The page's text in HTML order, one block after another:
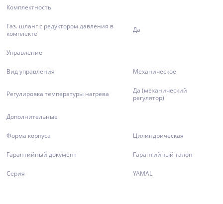
Комплектность
Газ. шланг с редуктором давления в
комплекте
Да
Управление
Вид управления Механическое
Регулировка температуры нагрева
Да (механический
регулятор)
Дополнительные
Форма корпуса Цилиндрическая
Гарантийный документ Гарантийный талон
Серия YAMAL